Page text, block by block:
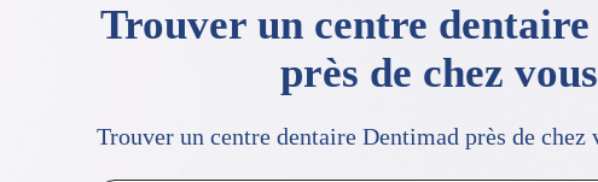
Trouver un centre
près de chez vous
Trouver un centre dentaire Dentimad près de chez